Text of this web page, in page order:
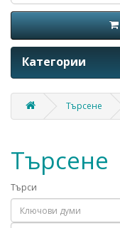
Категории
Търсене
Търсене
Търси